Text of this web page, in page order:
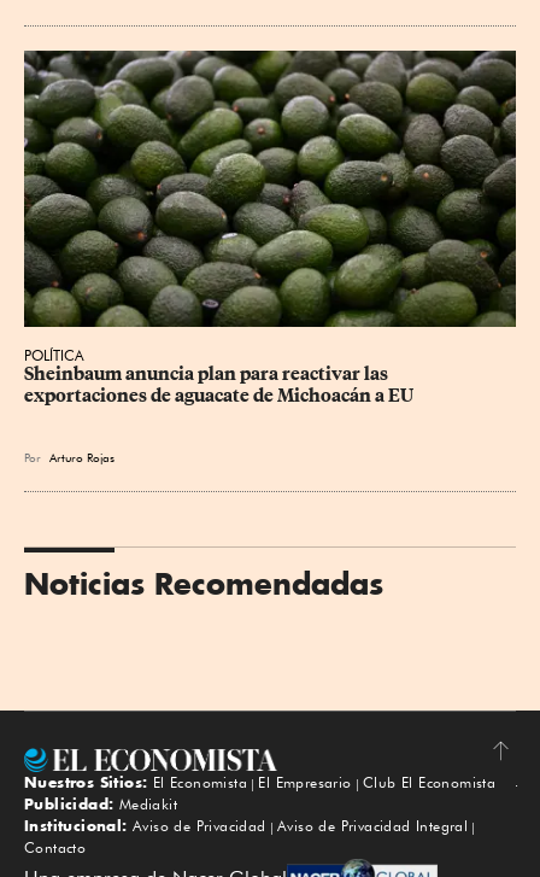
POLÍTICA
Sheinbaum anuncia plan para reactivar las
exportaciones de aguacate de Michoacán a EU
Por Arturo Rojas
Noticias Recomendadas
Subir
Nuestros Sitios: El Economista El Empresario
Club El Economista
Publicidad: Mediakit
Institucional: Aviso de Privacidad
Aviso de Privacidad Integral
Contacto